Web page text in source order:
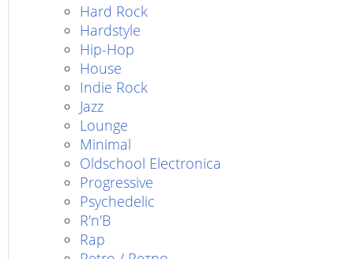
Hard Rock
Hardstyle
Hip-Hop
House
Indie Rock
Jazz
Lounge
Minimal
Oldschool Electronica
Progressive
Psychedelic
R'n'B
Rap